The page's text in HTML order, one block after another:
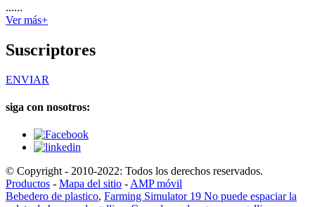
......
Ver más+
Suscriptores
ENVIAR
siga con nosotros:
© Copyright - 2010-2022: Todos los derechos reservados.
Productos - Mapa del sitio - AMP móvil
Bebedero de plastico, Farming Simulator 19 No puede espaciar la